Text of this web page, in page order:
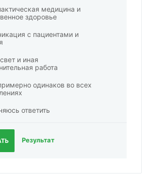
медицина и
здоровье
с пациентами и
и иная
работа
одинаков во всех
ответить
Результат